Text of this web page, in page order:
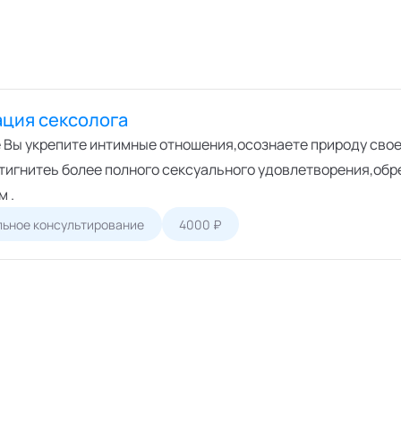
сексолога
Вы укрепите интимные отношения,осознаете природу
более полного сексуального
.
консультирование 4000 ₽